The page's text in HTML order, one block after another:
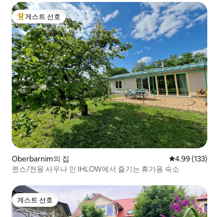
상위 게스트 선호
게스트 선호
Oberbarnim의 집 평점 4.99점(5
4.99 (133)
퀸스/전용 사우나 인 IHLOW에서 즐기는 휴가용 숙소
게스트 선호
게스트 선호